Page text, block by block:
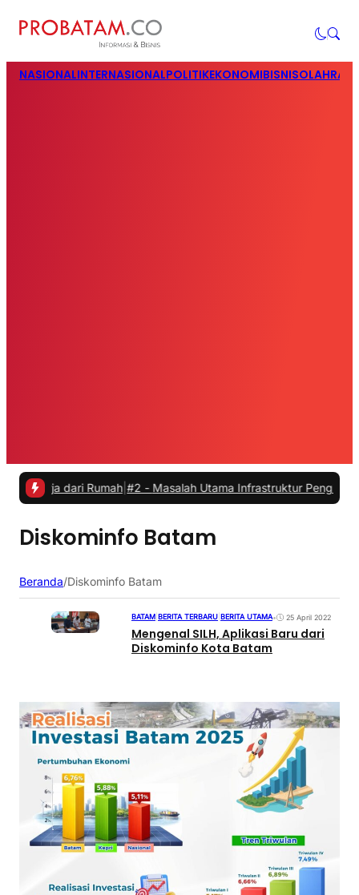
NASIONALINTERNASIONALPOLITIKEKONOMIBISNIS
dari Rumah|#2 -Masalah Utama Infrastruktur Pengisian
Diskominfo Batam
Beranda/Diskominfo Batam
BATAM BERITA TERBARU BERITA UTAMA• 25 April 2022
Mengenal SILH, Aplikasi Baru dari
Diskominfo Kota Batam